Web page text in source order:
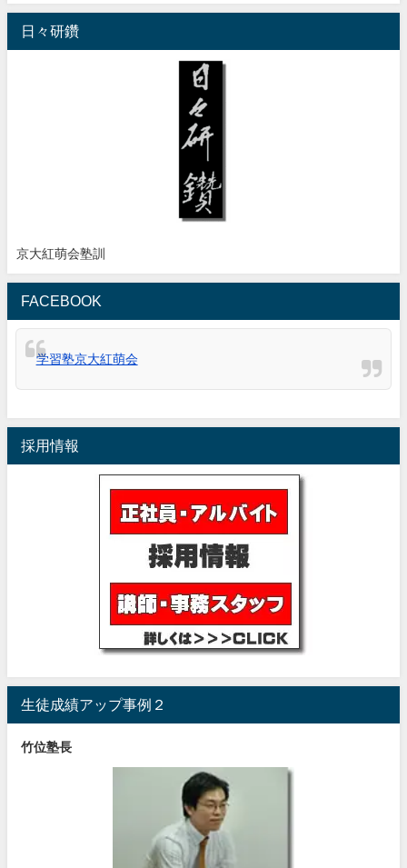
日々研鑽
京大紅萌会塾訓
FACEBOOK
学習塾京大紅萌会
採用情報
生徒成績アップ事例２
竹位塾長